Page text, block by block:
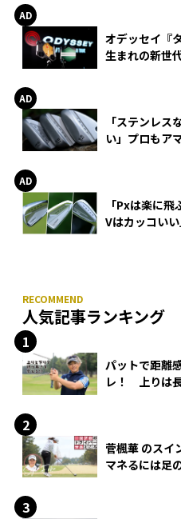
オデッセイ『
生まれの新世
「ステンレ
い」プロもア
「Pxは楽に
Vはカッコい
人気記事ランキング
パットで距離
レ！ 上りは
菅楓華 のスイ
マネるには足